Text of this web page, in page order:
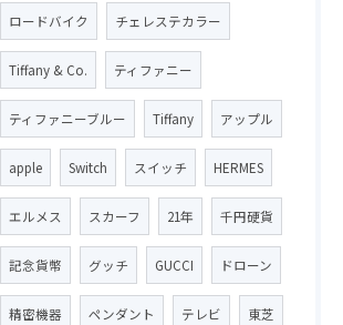
ロードバイク チェレステカラー
Tiffany & Co. ティファニー
ティファニーブルー Tiffany アップル
apple Switch スイッチ HERMES
エルメス スカーフ 21年 千円硬貨
記念貨幣 グッチ GUCCI ドローン
精密機器 ペンダント テレビ 東芝